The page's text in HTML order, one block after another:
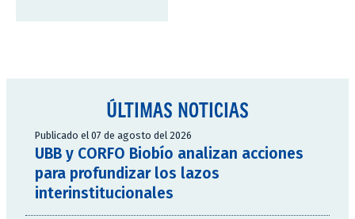
ÚLTIMAS NOTICIAS
Publicado el 07 de agosto del 2026
UBB y CORFO Biobío analizan acciones
para profundizar los lazos
interinstitucionales